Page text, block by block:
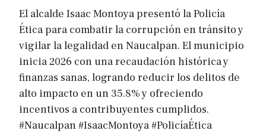
El alcalde Isaac Montoya presentó la Policía
Ética para combatir la corrupción en tránsito y
vigilar la legalidad en Naucalpan. El municipio
inicia 2026 con una recaudación histórica y
finanzas sanas, logrando reducir los delitos de
alto impacto en un 35.8% y ofreciendo
incentivos a contribuyentes cumplidos.
#Naucalpan #IsaacMontoya #PolicíaÉtica